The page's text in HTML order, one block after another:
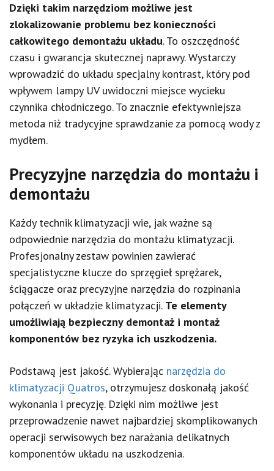
Dzięki takim narzędziom możliwe jest
zlokalizowanie problemu bez konieczności
całkowitego demontażu układu. To oszczędność
czasu i gwarancja skutecznej naprawy. Wystarczy
wprowadzić do układu specjalny kontrast, który pod
wpływem lampy UV uwidoczni miejsce wycieku
czynnika chłodniczego. To znacznie efektywniejsza
metoda niż tradycyjne sprawdzanie za pomocą wody z
mydłem.
Precyzyjne narzędzia do montażu i
demontażu
Każdy technik klimatyzacji wie, jak ważne są
odpowiednie narzędzia do montażu klimatyzacji.
Profesjonalny zestaw powinien zawierać
specjalistyczne klucze do sprzęgieł sprężarek,
ściągacze oraz precyzyjne narzędzia do rozpinania
połączeń w układzie klimatyzacji. Te elementy
umożliwiają bezpieczny demontaż i montaż
komponentów bez ryzyka ich uszkodzenia.
Podstawą jest jakość. Wybierając narzędzia do
klimatyzacji Quatros, otrzymujesz doskonałą jakość
wykonania i precyzję. Dzięki nim możliwe jest
przeprowadzenie nawet najbardziej skomplikowanych
operacji serwisowych bez narażania delikatnych
komponentów układu na uszkodzenia.